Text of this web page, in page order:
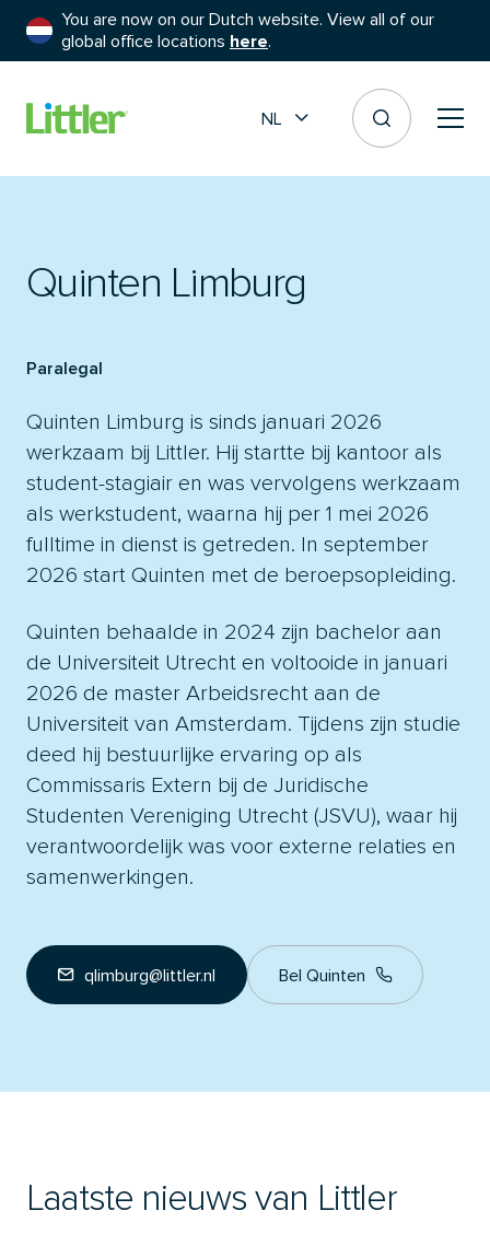
You are now on our Dutch website. View all of our
global office locations here.
NL
Quinten Limburg
Paralegal
Quinten Limburg is sinds januari 2026
werkzaam bij Littler. Hij startte bij kantoor als
student-stagiair en was vervolgens werkzaam
als werkstudent, waarna hij per 1 mei 2026
fulltime in dienst is getreden. In september
2026 start Quinten met de beroepsopleiding.
Quinten behaalde in 2024 zijn bachelor aan
de Universiteit Utrecht en voltooide in januari
2026 de master Arbeidsrecht aan de
Universiteit van Amsterdam. Tijdens zijn studie
deed hij bestuurlijke ervaring op als
Commissaris Extern bij de Juridische
Studenten Vereniging Utrecht (JSVU), waar hij
verantwoordelijk was voor externe relaties en
samenwerkingen.
qlimburg@littler.nl Bel Quinten
Laatste nieuws van Littler